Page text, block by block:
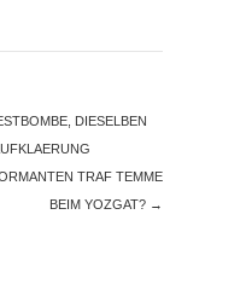
DIESELBEN
TRAF TEMME
BEIM YOZGAT? →